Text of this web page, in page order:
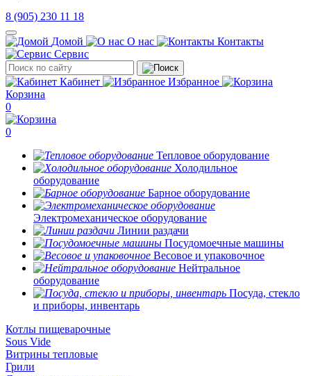
8 (905) 230 11 18
Домой О нас
Контакты
Сервис
Кабинет
Избранное
Корзина
0
0
Тепловое оборудование
Холодильное
оборудование
Барное оборудование
Электромеханическое оборудование
Линии раздачи
Посудомоечные машины
Весовое и упаковочное
Нейтральное
оборудование
Посуда, стекло
и приборы, инвентарь
Котлы пищеварочные
Sous Vide
Витрины тепловые
Грили